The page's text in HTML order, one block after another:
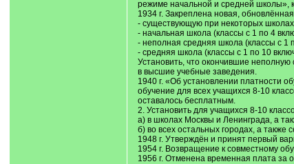
режиме начальной и средней школы»,
1934 г. Закреплена новая,
- существующую при некоторых школах
- начальная школа (классы с 1 по 4
- неполная средняя школа (классы с 1
- средняя школа (классы с 1 по 10
Установить, что окончившие
в высшие учебные заведения.
1940 г. «Об установлении платности
обучение для всех учащихся 8-10
оставалось бесплатным.
2. Установить для учащихся 8-10
а) в школах Москвы и Ленинграда, а
б) во всех остальных городах, а также
1948 г. Утверждён и принят первый
1954 г. Возвращение к совместному
1956 г. Отменена временная плата за